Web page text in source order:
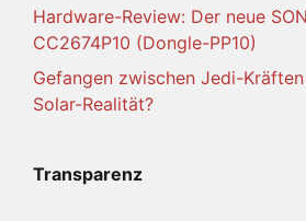
Hardware-Review: Der neue
CC2674P10 (Dongle-PP10)
Gefangen zwischen Jedi-
Solar-Realität?
Transparenz